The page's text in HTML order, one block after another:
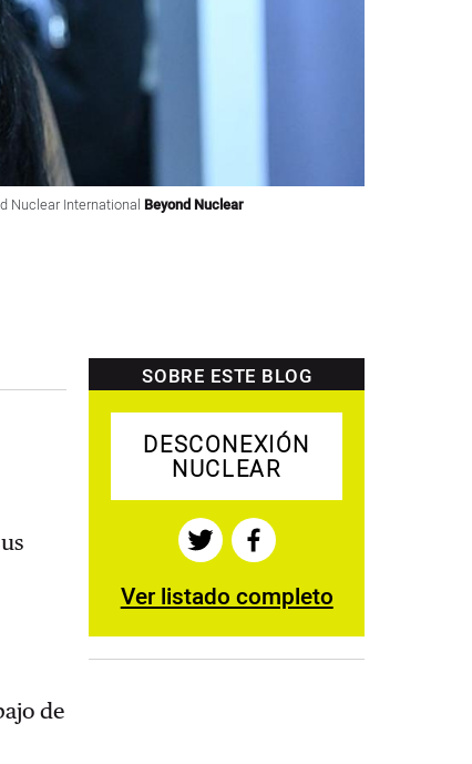
Nuclear International Beyond Nuclear
de
SOBRE ESTE BLOG
DESCONEXIÓN
NUCLEAR
Ver listado completo